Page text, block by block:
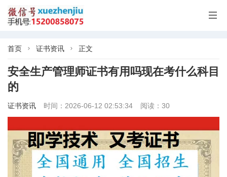

首页  证书资讯  正文
安全生产管理师证书有用吗现在考什么科目
的
证书资讯 时间：2026-06-12 02:53:34 阅读：30